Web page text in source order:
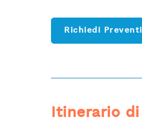
Richiedi
Itinerario di